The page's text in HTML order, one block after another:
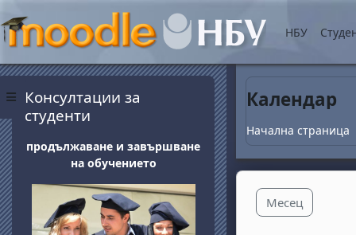
Прескочи на
Страничен панел
НБУ
Календар
Начална страница
Месец
Блокове
Консултации за
студенти
продължаване и завършване
на обучението